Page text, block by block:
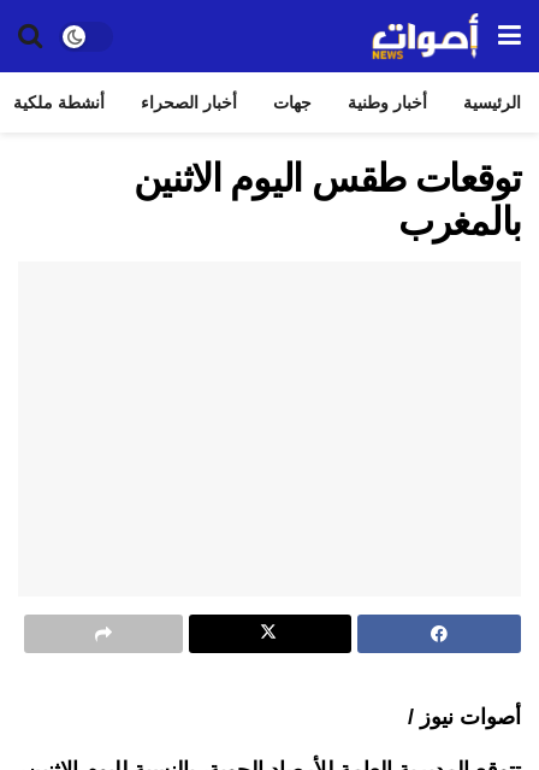
الرئيسية أخبار وطنية جهات أخبار الصحراء أنشطة ملكية
توقعات طقس اليوم الاثنين
بالمغرب
أصوات نيوز /